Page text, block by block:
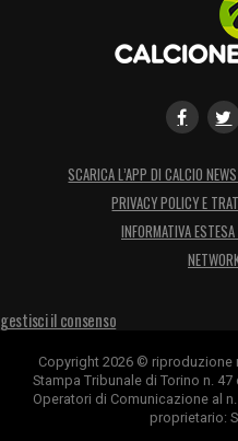
SCARICA L’APP DI CALCIO
PRIVACY POLICY E
INFORMATIVA
gestisci il consenso
Copyright 2026 © riproduzione
Stampa Tribunale di Torino n.
Operatori di Comunicazione al
proprietario: